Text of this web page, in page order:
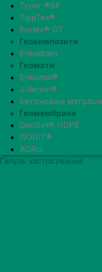
Typar ®SF
TippTex®
Kortex® GT
Геокомпозити
Enkadrain
Геомати
Enkamat®
Jutenon®
Бетоновані
Геомембрани
GeoSvit® HDPE
ІЗОЛІТ®
AGRU
Галузь застосування